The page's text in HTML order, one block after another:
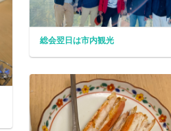
総会翌日は市内観光